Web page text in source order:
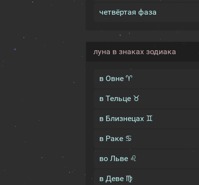
четвёртая фаза
луна в знаках зодиака
в Овне ♈
в Тельце ♉
в Близнецах ♊
в Раке ♋
во Льве ♌
в Деве ♍